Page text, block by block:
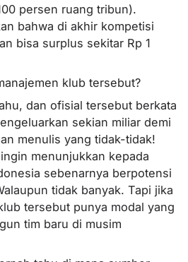
persen ruang tribun).
bahwa di akhir kompetisi
bisa surplus sekitar Rp 1
klub tersebut?
dan ofisial tersebut berkata
sekian miliar demi
menulis yang tidak-tidak!
menunjukkan kepada
sebenarnya berpotensi
tidak banyak. Tapi jika
tersebut punya modal yang
tim baru di musim